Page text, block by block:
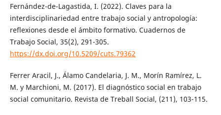
Fernández-de-Lagastida, I. (2022). Claves para la
interdisciplinariedad entre trabajo social y antropología:
reflexiones desde el ámbito formativo. Cuadernos de
Trabajo Social, 35(2), 291-305.
https://dx.doi.org/10.5209/cuts.79362
Ferrer Aracil, J., Álamo Candelaria, J. M., Morín Ramírez, L.
M. y Marchioni, M. (2017). El diagnóstico social en trabajo
social comunitario. Revista de Treball Social, (211), 103-115.